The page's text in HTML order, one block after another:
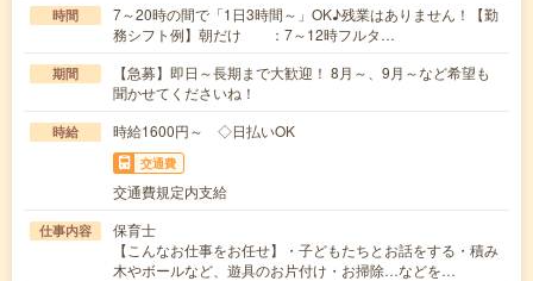
時間
7～20時の間で「1日3時間～」OK♪残業はありません！【勤
務シフト例】朝だけ ：7～12時フルタ…
期間
【急募】即日～長期まで大歓迎！ 8月～、9月～など希望も
聞かせてくださいね！
時給 時給1600円～ ◇日払いOK
交通費
交通費規定内支給
仕事内容
保育士
【こんなお仕事をお任せ】・子どもたちとお話をする・積み
木やボールなど、遊具のお片付け・お掃除…などを…